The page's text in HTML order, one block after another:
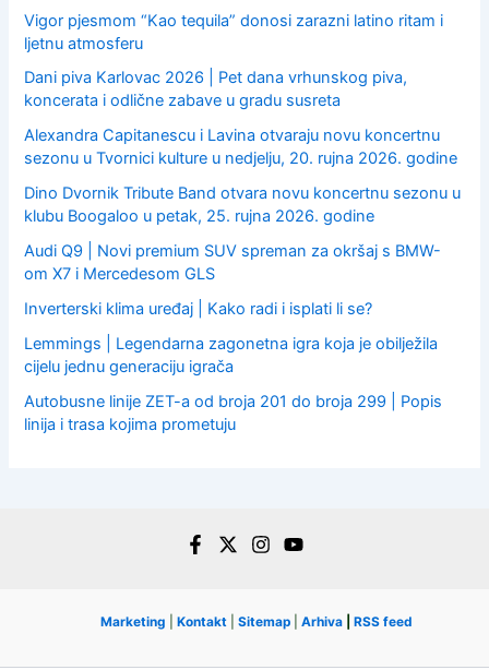
Vigor pjesmom “Kao tequila” donosi zarazni latino ritam i
ljetnu atmosferu
Dani piva Karlovac 2026 | Pet dana vrhunskog piva,
koncerata i odlične zabave u gradu susreta
Alexandra Capitanescu i Lavina otvaraju novu koncertnu
sezonu u Tvornici kulture u nedjelju, 20. rujna 2026. godine
Dino Dvornik Tribute Band otvara novu koncertnu sezonu u
klubu Boogaloo u petak, 25. rujna 2026. godine
Audi Q9 | Novi premium SUV spreman za okršaj s BMW-
om X7 i Mercedesom GLS
Inverterski klima uređaj | Kako radi i isplati li se?
Lemmings | Legendarna zagonetna igra koja je obilježila
cijelu jednu generaciju igrača
Autobusne linije ZET-a od broja 201 do broja 299 | Popis
linija i trasa kojima prometuju
Marketing Kontakt Sitemap Arhiva RSS feed